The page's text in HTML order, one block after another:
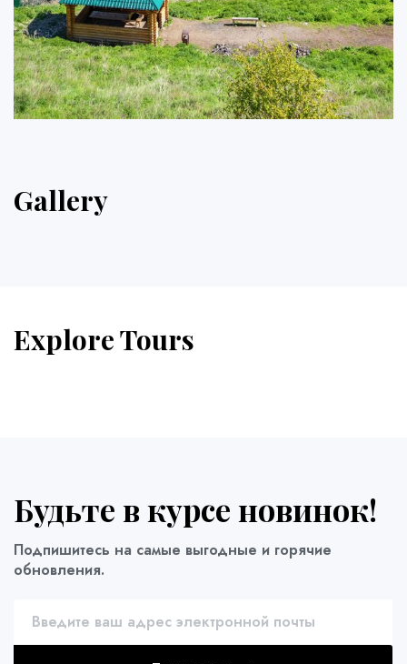
Gallery
Explore Tours
Будьте в курсе новинок!
Подпишитесь на самые выгодные и горячие
обновления.